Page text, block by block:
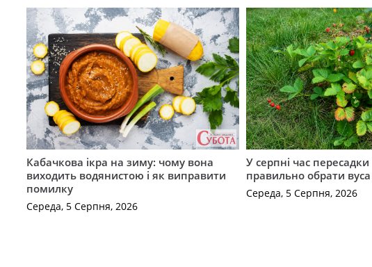
Кабачкова ікра на зиму: чому вона
виходить водянистою і як виправити
помилку
Середа, 5 Серпня, 2026
У серпні час
правильно обрати вуса
Середа, 5 Серпня, 2026